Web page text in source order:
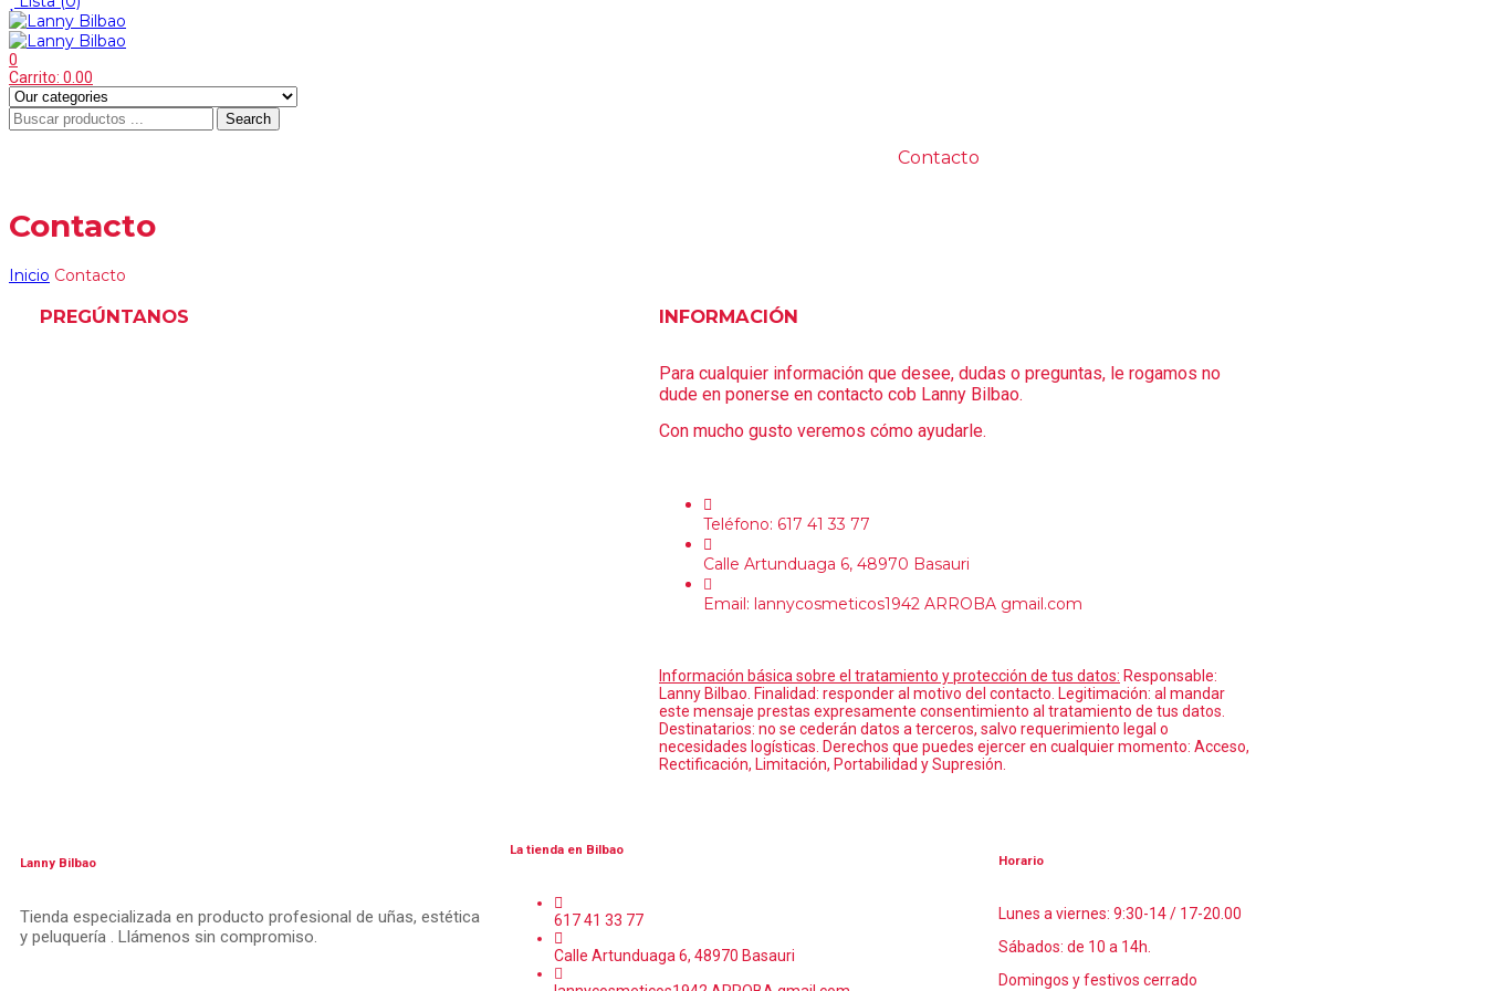
0
Carrito: 0.00
Search
Contacto
Contacto
Inicio Contacto
PREGÚNTANOS INFORMACIÓN
Para cualquier información que desee, dudas o preguntas, le rogamos no
dude en ponerse en contacto cob Lanny Bilbao.
Con mucho gusto veremos cómo ayudarle.
Teléfono: 617 41 33 77
Calle Artunduaga 6, 48970 Basauri
Email: lannycosmeticos1942 ARROBA gmail.com
Información básica sobre el tratamiento y protección de tus datos: Responsable:
Lanny Bilbao. Finalidad: responder al motivo del contacto. Legitimación: al mandar
este mensaje prestas expresamente consentimiento al tratamiento de tus datos.
Destinatarios: no se cederán datos a terceros, salvo requerimiento legal o
necesidades logísticas. Derechos que puedes ejercer en cualquier momento: Acceso,
Rectificación, Limitación, Portabilidad y Supresión.
Lanny Bilbao
Tienda especializada en producto profesional de uñas, estética
y peluquería . Llámenos sin compromiso.
La tienda en Bilbao
617 41 33 77
Calle Artunduaga 6, 48970 Basauri
Horario
Lunes a viernes: 9:30-14 / 17-20.00
Sábados: de 10 a 14h.
Domingos y festivos cerrado